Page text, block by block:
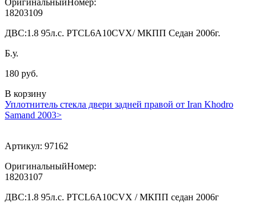
18203109
ДВС:1.8 95л.с. PTCL6A10CVX/ МКПП Седан 2006г.
Б.у.
180 руб.
В корзину
Уплотнитель стекла двери задней правой от Iran Khodro
Samand 2003>
Артикул: 97162
ОригинальныйНомер:
18203107
ДВС:1.8 95л.с. PTCL6A10CVX / МКПП седан 2006г